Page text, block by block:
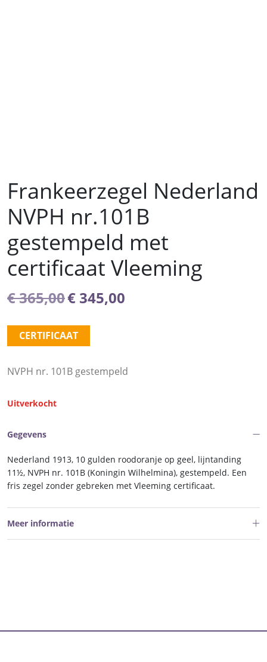
Frankeerzegel Nederland
NVPH nr.101B
gestempeld met
certificaat Vleeming
€365,00Oorspronkelijke
was:
€ 365,00.
€ 345,00
CERTIFICAAT
NVPH nr. 101B gestempeld
Uitverkocht
Gegevens
Nederland 1913, 10 gulden roodoranje op geel, lijntanding
11½, NVPH nr. 101B (Koningin Wilhelmina), gestempeld. Een
fris zegel zonder gebreken met Vleeming certificaat.
Meer informatie